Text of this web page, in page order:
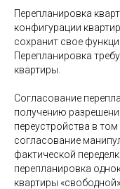
Перепланировка
конфигурации
сохранит свое
Перепланировка
квартиры.
Согласование
получению
переустройства в
согласование
фактической
перепланировка
квартиры